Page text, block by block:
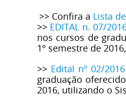
>> Confira a Lista
>> EDITAL n. 07/
nos cursos de
1º semestre de
>> Edital nº 02/2016
graduação
2016, utilizando o